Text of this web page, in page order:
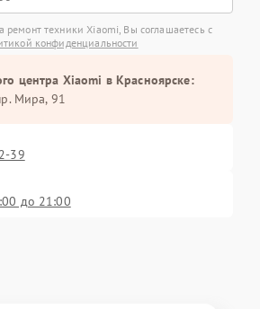
ремонт техники Xiaomi, Вы соглашаетесь с
конфиденциальности
центра Xiaomi в Красноярске:
Мира, 91
39
до 21:00